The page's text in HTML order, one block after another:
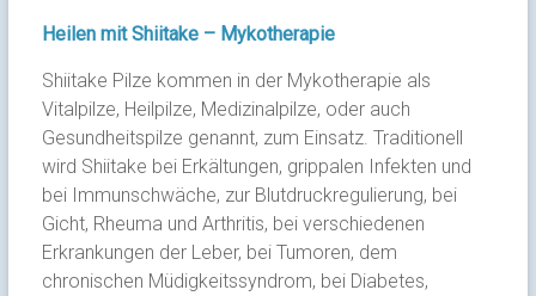
Heilen mit Shiitake – Mykotherapie
Shiitake Pilze kommen in der Mykotherapie als
Vitalpilze, Heilpilze, Medizinalpilze, oder auch
Gesundheitspilze genannt, zum Einsatz. Traditionell
wird Shiitake bei Erkältungen, grippalen Infekten und
bei Immunschwäche, zur Blutdruckregulierung, bei
Gicht, Rheuma und Arthritis, bei verschiedenen
Erkrankungen der Leber, bei Tumoren, dem
chronischen Müdigkeitssyndrom, bei Diabetes,